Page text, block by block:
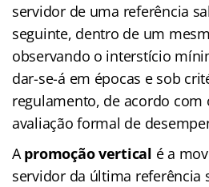
servidor de uma referência
seguinte, dentro de um
observando o interstício
dar-se-á em épocas e sob
regulamento, de acordo com
avaliação formal de
Apromoção vertical é a
servidor da última referência